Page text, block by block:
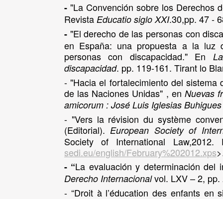
- "La Convención sobre los Derechos
Revista Educatio siglo XXI.30,pp. 47 -
- "El derecho de las personas con
en España: una propuesta a la luz
personas con discapacidad." En
discapacidad. pp. 119-161. Tirant lo
- "Hacia el fortalecimiento del sistema
de las Naciones Unidas" , en Nuevas
amicorum : José Luis Iglesias Buhigues
- "Vers la révision du système
(Editorial). European Society of
Society of International
sedi.eu/english/February%202012.xps
- “La evaluación y determinación del
Derecho Internacionalvol. LXV – 2,
- “Droit à l’éducation des enfants en